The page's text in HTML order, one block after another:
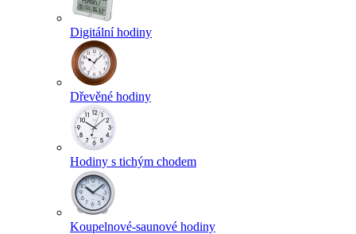
Digitální hodiny
Dřevěné hodiny
Hodiny s tichým chodem
Koupelnové-saunové hodiny